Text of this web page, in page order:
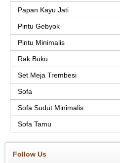
Papan Kayu Jati
Pintu Gebyok
Pintu Minimalis
Rak Buku
Set Meja Trembesi
Sofa
Sofa Sudut Minimalis
Sofa Tamu
Follow Us